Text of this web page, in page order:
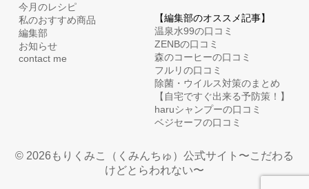
今月のレシピ
私のおすすめ商品
編集部
お知らせ
contact me
【編集部のオススメ記事】
温泉水99の口コミ
ZENBの口コミ
森のコーヒーの口コミ
フルリの口コミ
除菌・ウイルス対策のまとめ
【自宅ですぐ出来る予防策！】
haruシャンプーの口コミ
ベジセーフの口コミ
© 2026もりくみこ（くみんちゅ）公式サイト〜こだわる
けどとらわれない〜